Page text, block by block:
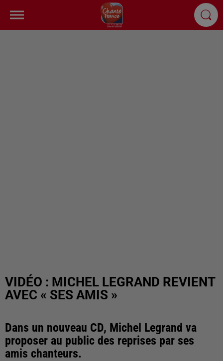
VIDÉO : MICHEL LEGRAND REVIENT
AVEC « SES AMIS »
Dans un nouveau CD, Michel Legrand va
proposer au public des reprises par ses
amis chanteurs.